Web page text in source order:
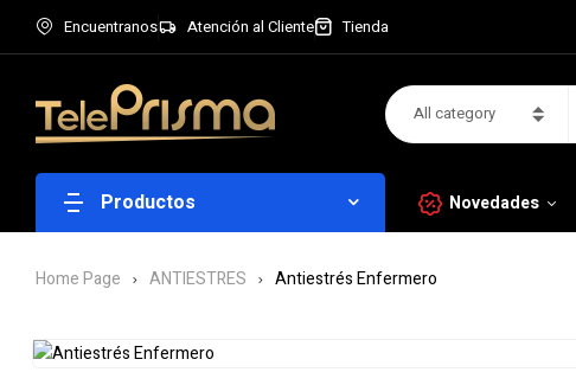
Encuentranos Atención al Cliente Tienda
All category
Productos Novedades
Home Page ANTIESTRES Antiestrés Enfermero